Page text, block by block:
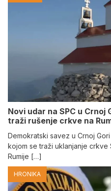
Novi udar na SPC u Crnoj
traži rušenje crkve na
Demokratski savez u Crnoj
kojom se traži uklanjanje
Rumije […]
HRONIKA